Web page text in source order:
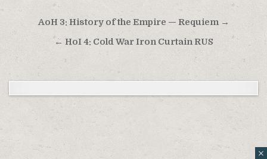
Навигация по записям
AoH 3: History of the Empire — Requiem →
← HoI 4: Cold War Iron Curtain RUS